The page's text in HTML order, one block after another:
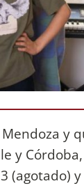
y
y
(agotado)